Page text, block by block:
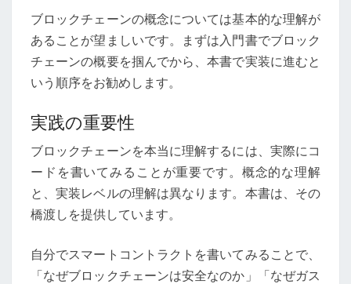
ブロックチェーンの概念については基本的な理解が
あることが望ましいです。まずは入門書でブロック
チェーンの概要を掴んでから、本書で実装に進むと
いう順序をお勧めします。
実践の重要性
ブロックチェーンを本当に理解するには、実際にコ
ードを書いてみることが重要です。概念的な理解
と、実装レベルの理解は異なります。本書は、その
橋渡しを提供しています。
自分でスマートコントラクトを書いてみることで、
「なぜブロックチェーンは安全なのか」「なぜガス